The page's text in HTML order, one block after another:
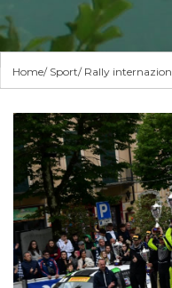
Home Sport Rally